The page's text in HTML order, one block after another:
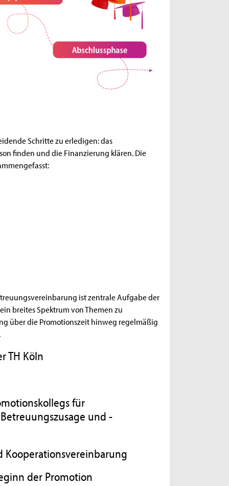
Schritte zu erledigen: das
finden und die Finanzierung klären. Die
ist zentrale Aufgabe der
breites Spektrum von Themen zu
über die Promotionszeit hinweg regelmäßig
TH Köln
für
und -
Kooperationsvereinbarung
der Promotion